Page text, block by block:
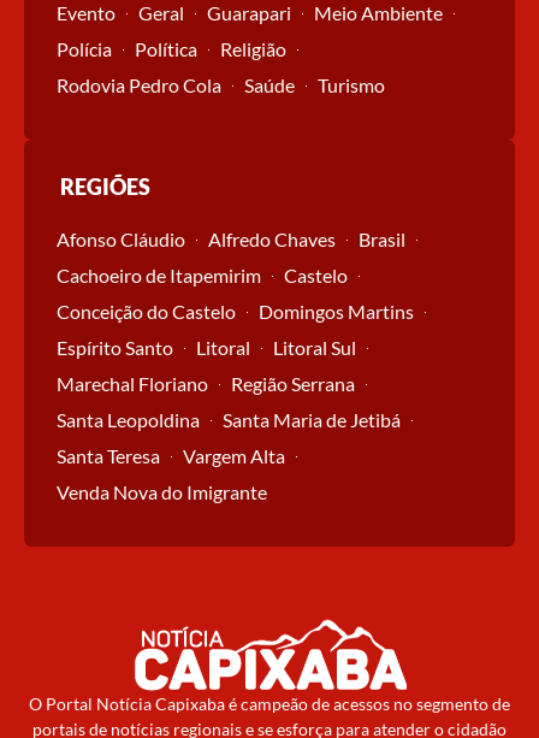
Evento
Geral Guarapari
Meio Ambiente
Polícia
Política
Religião
Rodovia Pedro Cola
Saúde Turismo
REGIÕES
Afonso Cláudio Alfredo Chaves
Brasil
Cachoeiro de Itapemirim
Castelo
Conceição do Castelo
Domingos Martins
Espírito Santo
Litoral
Litoral Sul
Marechal Floriano
Região Serrana
Santa Leopoldina
Santa Maria de Jetibá
Santa Teresa
Vargem Alta
Venda Nova do Imigrante
O Portal Notícia Capixaba é campeão de acessos no segmento de
portais de notícias regionais e se esforça para atender o cidadão